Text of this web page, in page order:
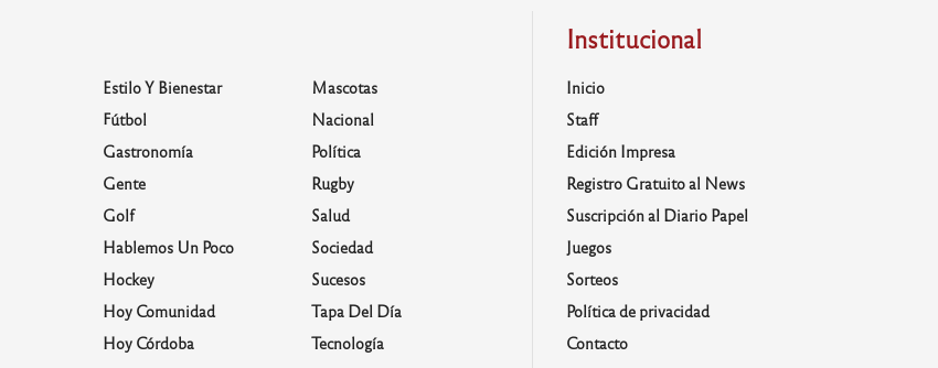
Estilo Y Bienestar
Fútbol
Gastronomía
Gente
Golf
Hablemos Un Poco
Hockey
Hoy Comunidad
Hoy Córdoba
Mascotas
Nacional
Política
Rugby
Salud
Sociedad
Sucesos
Tapa Del Día
Tecnología
Institucional
Inicio
Staff
Edición Impresa
Registro Gratuito al News
Suscripción al Diario Papel
Juegos
Sorteos
Política de privacidad
Contacto